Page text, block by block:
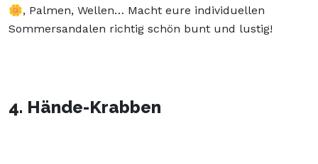
🌼, Palmen, Wellen… Macht eure individuellen
Sommersandalen richtig schön bunt und lustig!
4. Hände-Krabben